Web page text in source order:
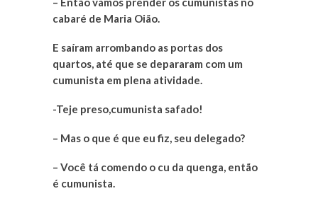
cabaré de Maria Oião.
E saíram arrombando as portas dos
quartos, até que se depararam com um
cumunista em plena atividade.
-Teje preso,cumunista safado!
– Mas o que é que eu fiz, seu delegado?
– Você tá comendo o cu da quenga, então
é cumunista.